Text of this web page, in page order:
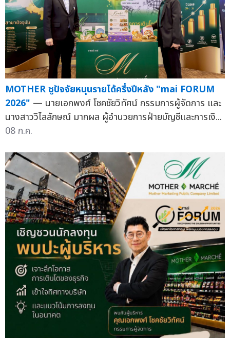
MOTHER ชูปัจจัยหนุนรายได้ครึ่งปีหลัง "mai FORUM
2026" — นายเอกพงศ์ โชคชัยวิทัศน์ กรรมการผู้จัดการ และ
นางสาววิไลลักษณ์ มากผล ผู้อำนวยการฝ่ายบัญชีและการเงิ...
08 ก.ค.